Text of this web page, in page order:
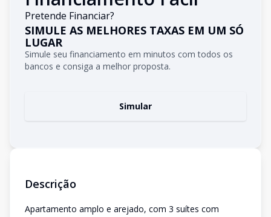
Pretende Financiar?
SIMULE AS MELHORES TAXAS EM UM SÓ
LUGAR
Simule seu financiamento em minutos com todos os
bancos e consiga a melhor proposta.
Simular
Descrição
Apartamento amplo e arejado, com 3 suítes com